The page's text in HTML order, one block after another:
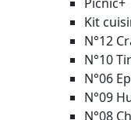
Kit
N°12
N°10
N°06
N°09
N°08